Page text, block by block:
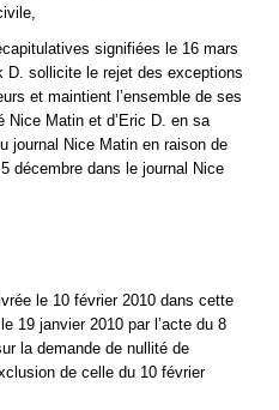
signifiées le 16 mars
D. sollicite le rejet des exceptions
et maintient l’ensemble de ses
Nice Matin et d’Eric D. en sa
journal Nice Matin en raison de
décembre dans le journal Nice
le 10 février 2010 dans cette
19 janvier 2010 par l’acte du 8
la demande de nullité de
de celle du 10 février